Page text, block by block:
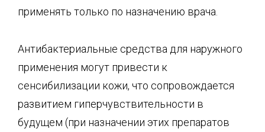
применять только по назначению врача.
Антибактериальные средства для наружного
применения могут привести к
сенсибилизации кожи, что сопровождается
развитием гиперчувствительности в
будущем (при назначении этих препаратов